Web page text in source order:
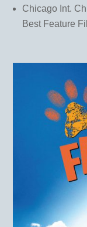
Chicago Int.
Best Feature